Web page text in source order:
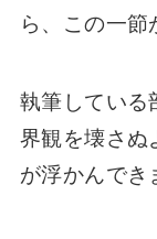
ら、この一節
執筆している
界観を壊さぬ
が浮かんでき